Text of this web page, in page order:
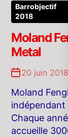
Barrobjectif
2018
Moland
Metal
20 juin 2018
Moland
Chaque
accueille